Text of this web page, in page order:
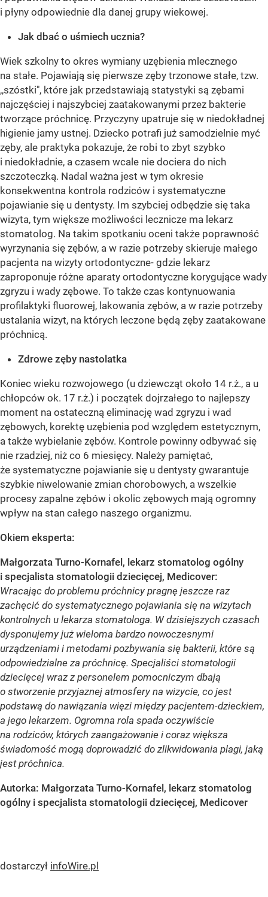
i płyny odpowiednie dla danej grupy wiekowej.
Jak dbać o uśmiech ucznia?
Wiek szkolny to okres wymiany uzębienia mlecznego
na stałe. Pojawiają się pierwsze zęby trzonowe stałe, tzw.
,,szóstki", które jak przedstawiają statystyki są zębami
najczęściej i najszybciej zaatakowanymi przez bakterie
tworzące próchnicę. Przyczyny upatruje się w niedokładnej
higienie jamy ustnej. Dziecko potrafi już samodzielnie myć
zęby, ale praktyka pokazuje, że robi to zbyt szybko
i niedokładnie, a czasem wcale nie dociera do nich
szczoteczką. Nadal ważna jest w tym okresie
konsekwentna kontrola rodziców i systematyczne
pojawianie się u dentysty. Im szybciej odbędzie się taka
wizyta, tym większe możliwości lecznicze ma lekarz
stomatolog. Na takim spotkaniu oceni także poprawność
wyrzynania się zębów, a w razie potrzeby skieruje małego
pacjenta na wizyty ortodontyczne- gdzie lekarz
zaproponuje różne aparaty ortodontyczne korygujące wady
zgryzu i wady zębowe. To także czas kontynuowania
profilaktyki fluorowej, lakowania zębów, a w razie potrzeby
ustalania wizyt, na których leczone będą zęby zaatakowane
próchnicą.
Zdrowe zęby nastolatka
Koniec wieku rozwojowego (u dziewcząt około 14 r.ż., a u
chłopców ok. 17 r.ż.) i początek dojrzałego to najlepszy
moment na ostateczną eliminację wad zgryzu i wad
zębowych, korektę uzębienia pod względem estetycznym,
a także wybielanie zębów. Kontrole powinny odbywać się
nie rzadziej, niż co 6 miesięcy. Należy pamiętać,
że systematyczne pojawianie się u dentysty gwarantuje
szybkie niwelowanie zmian chorobowych, a wszelkie
procesy zapalne zębów i okolic zębowych mają ogromny
wpływ na stan całego naszego organizmu.
Okiem eksperta:
Małgorzata Turno-Kornafel, lekarz stomatolog ogólny
i specjalista stomatologii dziecięcej, Medicover:
Wracając do problemu próchnicy pragnę jeszcze raz
zachęcić do systematycznego pojawiania się na wizytach
kontrolnych u lekarza stomatologa. W dzisiejszych czasach
dysponujemy już wieloma bardzo nowoczesnymi
urządzeniami i metodami pozbywania się bakterii, które są
odpowiedzialne za próchnicę. Specjaliści stomatologii
dziecięcej wraz z personelem pomocniczym dbają
o stworzenie przyjaznej atmosfery na wizycie, co jest
podstawą do nawiązania więzi między pacjentem-dzieckiem,
a jego lekarzem. Ogromna rola spada oczywiście
na rodziców, których zaangażowanie i coraz większa
świadomość mogą doprowadzić do zlikwidowania plagi, jaką
jest próchnica.
Autorka: Małgorzata Turno-Kornafel, lekarz stomatolog
ogólny i specjalista stomatologii dziecięcej, Medicover
dostarczył infoWire.pl